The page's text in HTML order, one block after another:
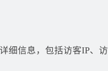
细信息，包括访客IP、